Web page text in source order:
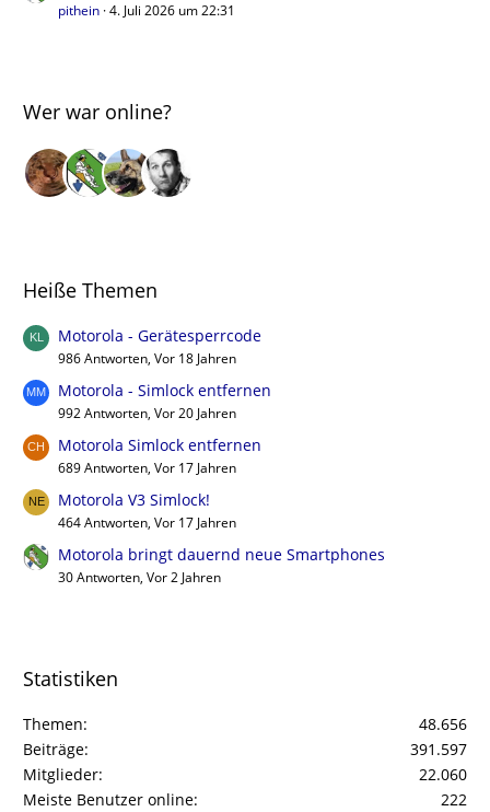
pithein 4. Juli 2026 um 22:31
Wer war online?
Heiße Themen
Motorola - Gerätesperrcode
986 Antworten, Vor 18 Jahren
Motorola - Simlock entfernen
992 Antworten, Vor 20 Jahren
Motorola Simlock entfernen
689 Antworten, Vor 17 Jahren
Motorola V3 Simlock!
464 Antworten, Vor 17 Jahren
Motorola bringt dauernd neue Smartphones
30 Antworten, Vor 2 Jahren
Statistiken
Themen
48.656
Beiträge
391.597
Mitglieder
22.060
Meiste Benutzer online
222